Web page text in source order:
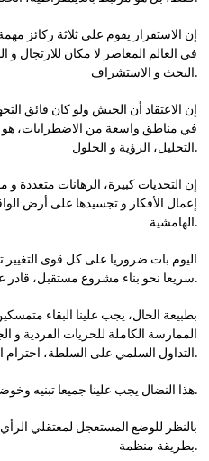
إن الاستقرار يقوم على ثلاثة ركائز
في العالم المعاصر لا مكان للارتجال و
البحث و الاستشراف.
إن الاعتقاد أن الجيش ولو كان فائق
في مناطق واسعة من الاضطرابات،
التحليل، الرؤية و الحلول.
إن التحديات كبيرة، الرهانات متعددة و
إعمال الأفكار و تجسيدها على أرض
الهامشية.
اليوم بات ضروريا على كل قوى التغيير
سريعا نحو بناء مشروع مستقبل، قادر على تعبئة المجتمع برمته.
بطبيعة الحال، يجب علينا البقاء
الممارسة الكاملة للحريات الفردية و
التداول السلمي على السلطة، احترام التعددية و سيادة القانون.
هذا النضال يجب علينا جميعا تبنيه وخوضه في إطار تعددي، وحدوي و سلمي.
بالنظر للوضع المستعجل لمعتقلي
بطريقة منظمة.